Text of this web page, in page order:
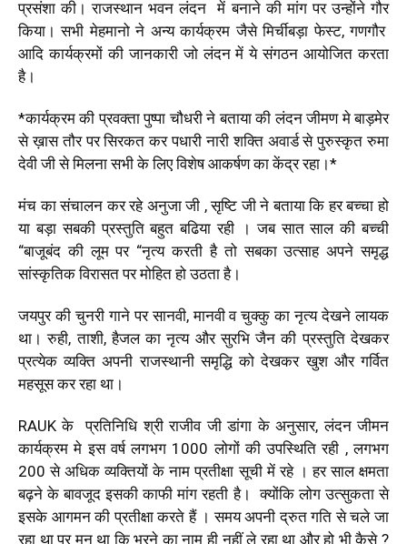
प्रसंशा की। राजस्थान भवन लंदन में बनाने की मांग पर उन्होंने गौर
किया। सभी मेहमानो ने अन्य कार्यक्रम जैसे मिर्चीबड़ा फेस्ट, गणगौर
आदि कार्यक्रमों की जानकारी जो लंदन में ये संगठन आयोजित करता
है।
*कार्यक्रम की प्रवक्ता पुष्पा चौधरी ने बताया की लंदन जीमण मे बाड़मेर
से ख़ास तौर पर सिरकत कर पधारी नारी शक्ति अवार्ड से पुरुस्कृत रुमा
देवी जी से मिलना सभी के लिए विशेष आकर्षण का केंद्र रहा।*
मंच का संचालन कर रहे अनुजा जी , सृष्टि जी ने बताया कि हर बच्चा हो
या बड़ा सबकी प्रस्तुति बहुत बढिया रही । जब सात साल की बच्ची
“बाजूबंद की लूम पर “नृत्य करती है तो सबका उत्साह अपने समृद्ध
सांस्कृतिक विरासत पर मोहित हो उठता है।
जयपुर की चुनरी गाने पर सानवी, मानवी व चुक्कु का नृत्य देखने लायक
था। रुही, ताशी, हैजल का नृत्य और सुरभि जैन की प्रस्तुति देखकर
प्रत्येक व्यक्ति अपनी राजस्थानी समृद्धि को देखकर खुश और गर्वित
महसूस कर रहा था।
RAUK के प्रतिनिधि श्री राजीव जी डांगा के अनुसार, लंदन जीमन
कार्यक्रम मे इस वर्ष लगभग 1000 लोगों की उपस्थिति रही , लगभग
200 से अधिक व्यक्तियों के नाम प्रतीक्षा सूची में रहे । हर साल क्षमता
बढ़ने के बावजूद इसकी काफी मांग रहती है। क्योंकि लोग उत्सुकता से
इसके आगमन की प्रतीक्षा करते हैं । समय अपनी द्रुत गति से चले जा
रहा था पर मन था कि भरने का नाम ही नहीं ले रहा था और हो भी कैसे ?